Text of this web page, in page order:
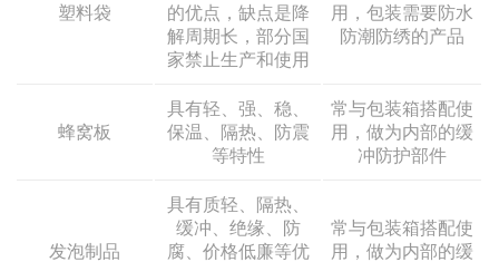
塑料袋
的优点，缺点是降
解周期长，部分国
家禁止生产和使用
用，包装需要防水
防潮防绣的产品
蜂窝板
具有轻、强、稳、
保温、隔热、防震
等特性
常与包装箱搭配使
用，做为内部的缓
冲防护部件
发泡制品
具有质轻、隔热、
缓冲、绝缘、防
腐、价格低廉等优
常与包装箱搭配使
用，做为内部的缓